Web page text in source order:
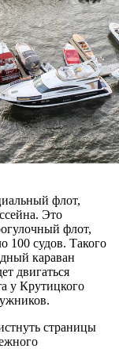
флот,
Это
флот,
100 судов. Такого
караван
двигаться
у Крутицкого
страницы